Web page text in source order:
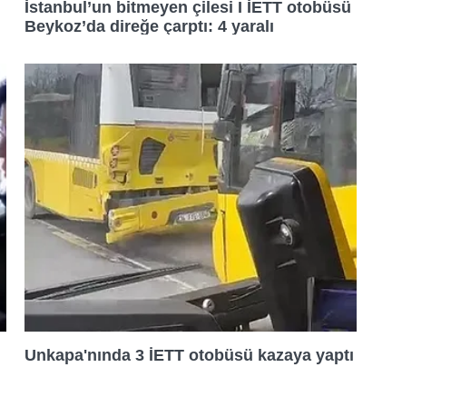
İstanbul’un bitmeyen çilesi I İETT otobüsü
Beykoz’da direğe çarptı: 4 yaralı
Unkapa'nında 3 İETT otobüsü kazaya yaptı